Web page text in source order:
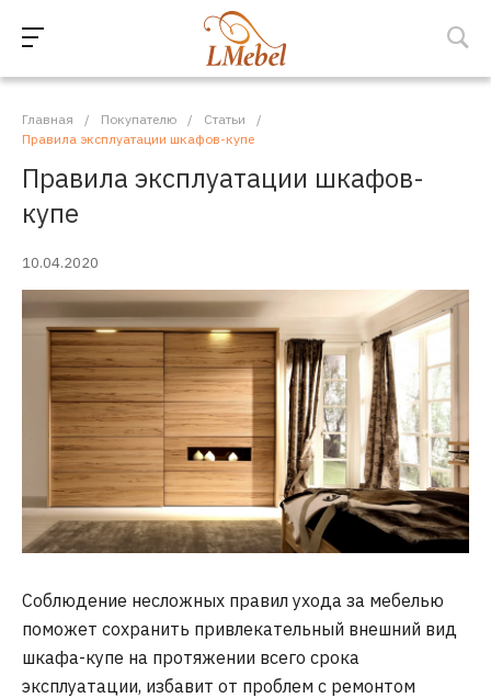
Главная / Покупателю / Статьи
/
Правила эксплуатации шкафов-купе
Правила эксплуатации шкафов-
купе
10.04.2020
Соблюдение несложных правил ухода за мебелью
поможет сохранить привлекательный внешний вид
шкафа-купе на протяжении всего срока
эксплуатации, избавит от проблем с ремонтом